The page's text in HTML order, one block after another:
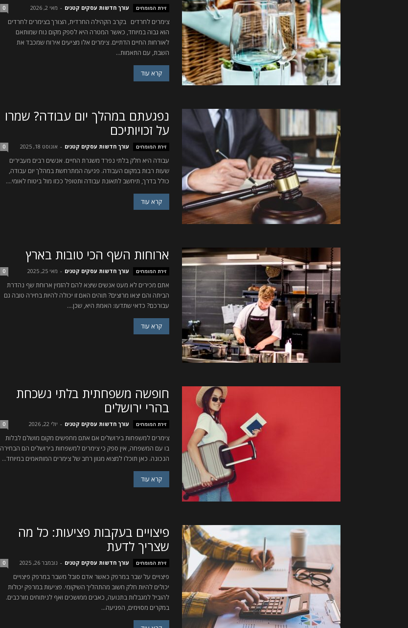
זירת המומחים עורך חדשות עסקים קטנים - מאי 2, 2026 0
צימרים לחרדים בקרב הקהילה החרדית, הצורך בצימרים לחרדים
הוא גבוה במיוחד, כאשר המטרה היא לספק מקום נוח שמותאם
לאורחות החיים הדתיים. צימרים אלו מציעים אירוח שמכבד את
השבת, עם התאמות...
קרא עוד
נפגעתם במהלך יום עבודה? שמרו
על זכויותיכם
זירת המומחים עורך חדשות עסקים קטנים - אוגוסט 18, 2025 0
עבודה היא חלק בלתי נפרד משגרת החיים. אנשים רבים מעבירים
שעות רבות במקום העבודה. פגיעה המתרחשת במהלך יום עבודה,
כולל בדרך, תיחשב לתאונת עבודה ותטופל ככזו מול ביטוח לאומי....
קרא עוד
ארוחות השף הכי טובות בארץ
זירת המומחים עורך חדשות עסקים קטנים - מאי 25, 2025 0
אתם מכירים לא מעט אנשים שיצא להם להזמין ארוחת שף נהדרת
הביתה והם יצאו מרוצים? תוהים האם זו יכולה להיות בחירה טובה גם
עבורכם? כדאי שתדעו: האמת היא, שכן....
קרא עוד
חופשה משפחתית בלתי נשכחת
בהרי ירושלים
זירת המומחים עורך חדשות עסקים קטנים - יולי 22, 2026 0
צימרים למשפחות בירושלים אם אתם מחפשים מקום מושלם לבלות
בו עם המשפחה, אין ספק כי צימרים למשפחות בירושלים הם הבחירה
הנכונה. כאן תוכלו למצוא מגוון רחב של צימרים המותאמים במיוחד...
קרא עוד
פיצויים בעקבות פציעות: כל מה
שצריך לדעת
זירת המומחים עורך חדשות עסקים קטנים - נובמבר 26, 2025 0
פיצויים על שבר במרפק כאשר אדם סובל משבר במרפק פיצויים
יכולים להיות חלק חשוב מהתהליך השיקומי. פציעות במרפק יכולות
להוביל למגבלות בתנועה, כאבים ממושכים ואף לניתוחים מורכבים.
במקרים מסוימים, הפגיעה...